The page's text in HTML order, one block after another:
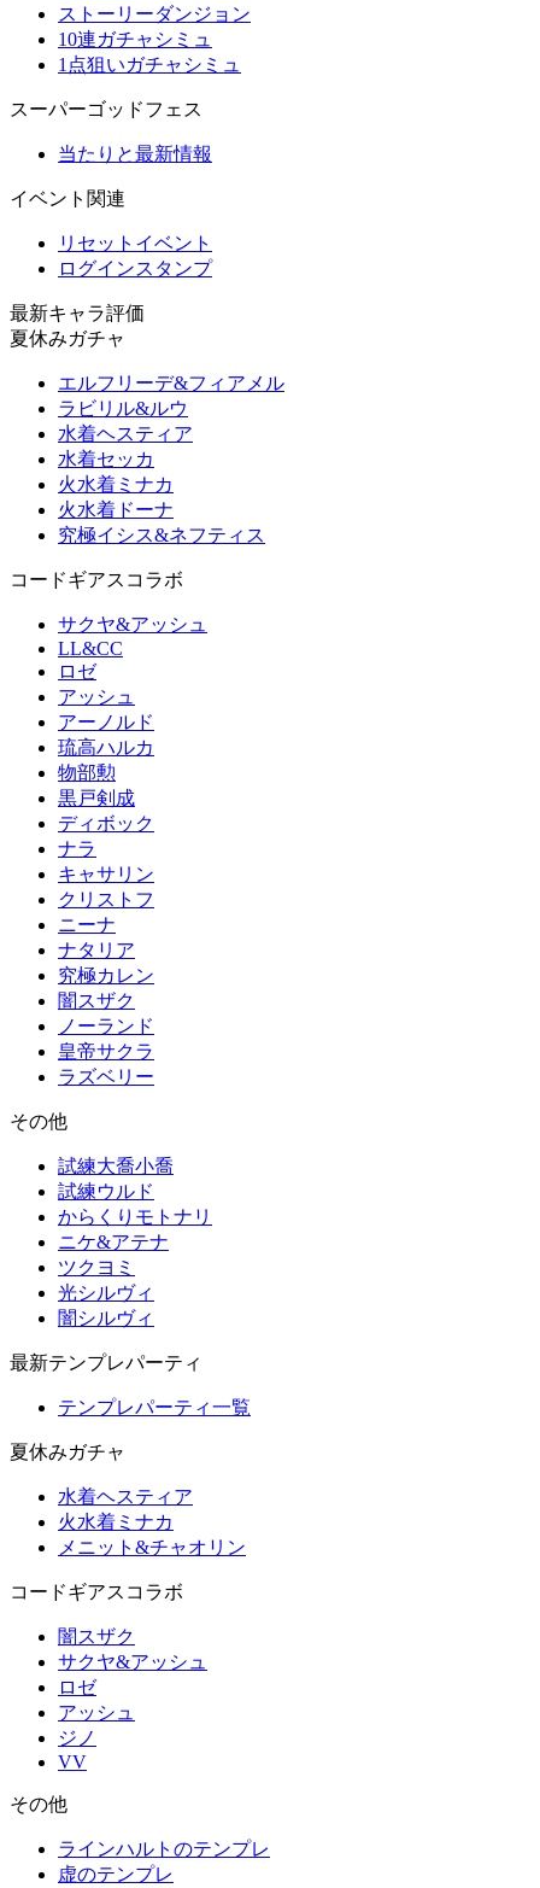
ストーリーダンジョン
10連ガチャシミュ
1点狙いガチャシミュ
スーパーゴッドフェス
当たりと最新情報
イベント関連
リセットイベント
ログインスタンプ
最新キャラ評価
夏休みガチャ
エルフリーデ&フィアメル
ラビリル&ルウ
水着ヘスティア
水着セッカ
火水着ミナカ
火水着ドーナ
究極イシス&ネフティス
コードギアスコラボ
サクヤ&アッシュ
LL&CC
ロゼ
アッシュ
アーノルド
琉高ハルカ
物部勲
黒戸剣成
ディボック
ナラ
キャサリン
クリストフ
ニーナ
ナタリア
究極カレン
闇スザク
ノーランド
皇帝サクラ
ラズベリー
その他
試練大喬小喬
試練ウルド
からくりモトナリ
ニケ&アテナ
ツクヨミ
光シルヴィ
闇シルヴィ
最新テンプレパーティ
テンプレパーティ一覧
夏休みガチャ
水着ヘスティア
火水着ミナカ
メニット&チャオリン
コードギアスコラボ
闇スザク
サクヤ&アッシュ
ロゼ
アッシュ
ジノ
VV
その他
ラインハルトのテンプレ
虚のテンプレ